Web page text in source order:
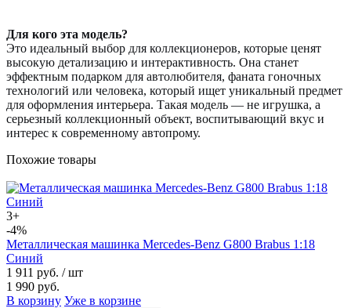
Для кого эта модель?
Это идеальный выбор для коллекционеров, которые ценят
высокую детализацию и интерактивность. Она станет
эффектным подарком для автолюбителя, фаната гоночных
технологий или человека, который ищет уникальный предмет
для оформления интерьера. Такая модель — не игрушка, а
серьезный коллекционный объект, воспитывающий вкус и
интерес к современному автопрому.
Похожие товары
3+
-4%
Металлическая машинка Mercedes-Benz G800 Brabus 1:18
Синий
1 911 руб. / шт
1 990 руб.
В корзину Уже в корзине